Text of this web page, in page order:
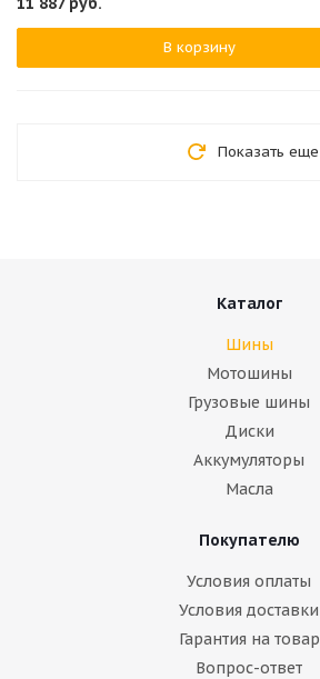
В корзину
Показать еще
Каталог
Шины
Мотошины
Грузовые шины
Диски
Аккумуляторы
Масла
Покупателю
Условия оплаты
Условия доставки
Гарантия на товар
Вопрос-ответ